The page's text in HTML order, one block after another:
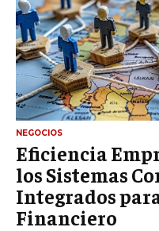
NEGOCIOS
Eficiencia
los Sistemas
Integrados
Financiero